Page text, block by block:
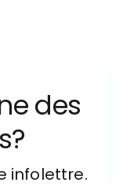
des
infolettre.